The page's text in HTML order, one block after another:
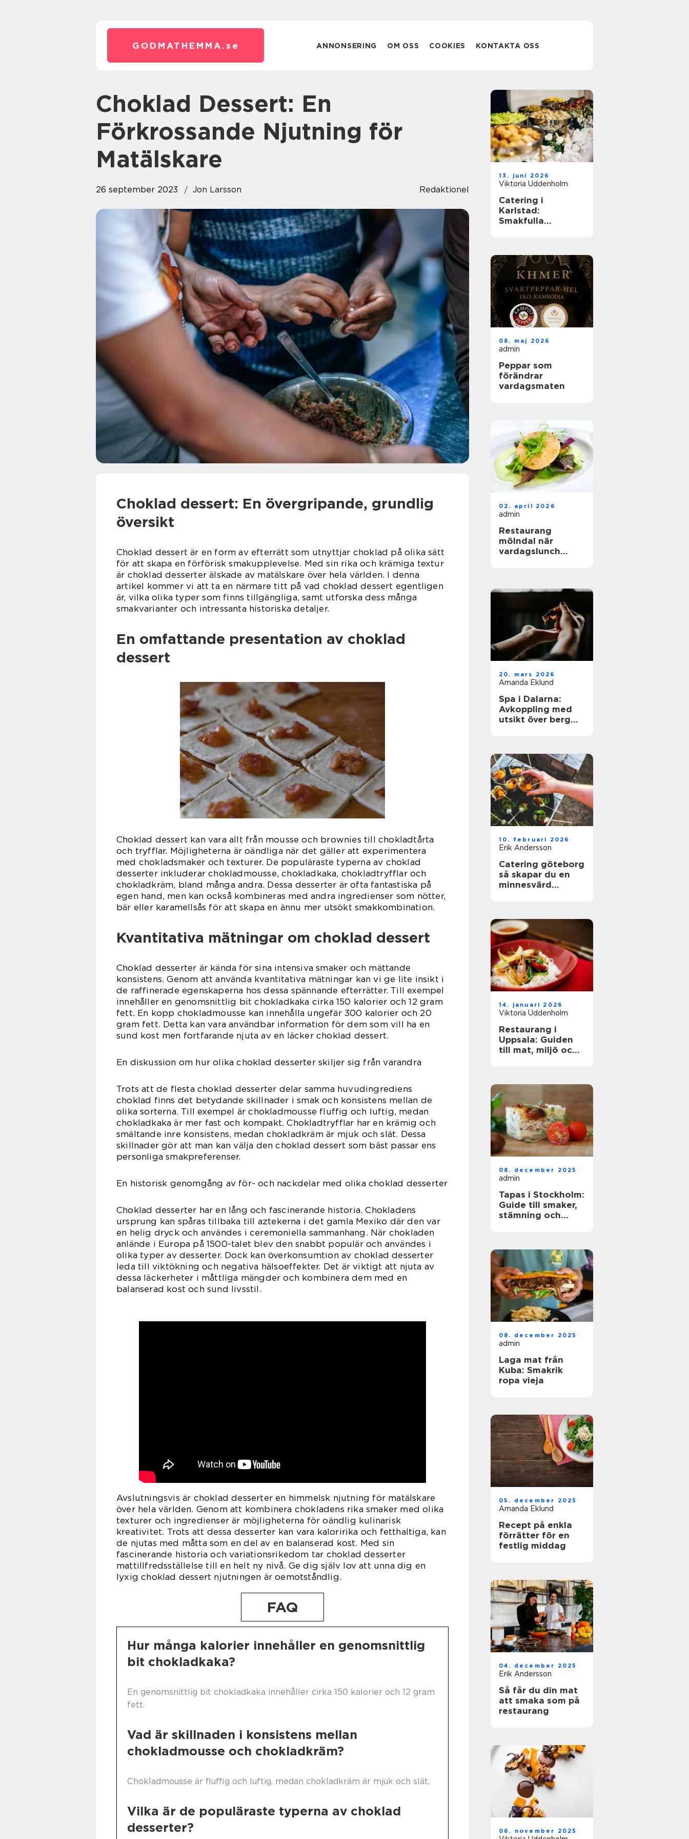
GODMATHEMMA. se ANNONSERING OM OSS COOKIES KONTAKTA OSS
Choklad Dessert: En
Förkrossande Njutning för
Matälskare
26 september 2023 Jon Larsson Redaktionel
Choklad dessert: En övergripande, grundlig
översikt
Choklad dessert är en form av efterrätt som utnyttjar choklad på olika sätt
för att skapa en förförisk smakupplevelse. Med sin rika och krämiga textur
är choklad desserter älskade av matälskare över hela världen. I denna
artikel kommer vi att ta en närmare titt på vad choklad dessert egentligen
är, vilka olika typer som finns tillgängliga, samt utforska dess många
smakvarianter och intressanta historiska detaljer.
En omfattande presentation av choklad
dessert
Choklad dessert kan vara allt från mousse och brownies till chokladtårta
och tryfflar. Möjligheterna är oändliga när det gäller att experimentera
med chokladsmaker och texturer. De populäraste typerna av choklad
desserter inkluderar chokladmousse, chokladkaka, chokladtryfflar och
chokladkräm, bland många andra. Dessa desserter är ofta fantastiska på
egen hand, men kan också kombineras med andra ingredienser som nötter,
bär eller karamellsås för att skapa en ännu mer utsökt smakkombination.
Kvantitativa mätningar om choklad dessert
Choklad desserter är kända för sina intensiva smaker och mättande
konsistens. Genom att använda kvantitativa mätningar kan vi ge lite insikt i
de raffinerade egenskaperna hos dessa spännande efterrätter. Till exempel
innehåller en genomsnittlig bit chokladkaka cirka 150 kalorier och 12 gram
fett. En kopp chokladmousse kan innehålla ungefär 300 kalorier och 20
gram fett. Detta kan vara användbar information för dem som vill ha en
sund kost men fortfarande njuta av en läcker choklad dessert.
En diskussion om hur olika choklad desserter skiljer sig från varandra
Trots att de flesta choklad desserter delar samma huvudingrediens
choklad finns det betydande skillnader i smak och konsistens mellan de
olika sorterna. Till exempel är chokladmousse fluffig och luftig, medan
chokladkaka är mer fast och kompakt. Chokladtryfflar har en krämig och
smältande inre konsistens, medan chokladkräm är mjuk och slät. Dessa
skillnader gör att man kan välja den choklad dessert som bäst passar ens
personliga smakpreferenser.
En historisk genomgång av för- och nackdelar med olika choklad desserter
Choklad desserter har en lång och fascinerande historia. Chokladens
ursprung kan spåras tillbaka till aztekerna i det gamla Mexiko där den var
en helig dryck och användes i ceremoniella sammanhang. När chokladen
anlände i Europa på 1500-talet blev den snabbt populär och användes i
olika typer av desserter. Dock kan överkonsumtion av choklad desserter
leda till viktökning och negativa hälsoeffekter. Det är viktigt att njuta av
dessa läckerheter i måttliga mängder och kombinera dem med en
balanserad kost och sund livsstil.
Avslutningsvis är choklad desserter en himmelsk njutning för matälskare
över hela världen. Genom att kombinera chokladens rika smaker med olika
texturer och ingredienser är möjligheterna för oändlig kulinarisk
kreativitet. Trots att dessa desserter kan vara kaloririka och fetthaltiga, kan
de njutas med måtta som en del av en balanserad kost. Med sin
fascinerande historia och variationsrikedom tar choklad desserter
mattillfredsställelse till en helt ny nivå. Ge dig själv lov att unna dig en
lyxig choklad dessert njutningen är oemotståndlig.
FAQ
Hur många kalorier innehåller en genomsnittlig
bit chokladkaka?
En genomsnittlig bit chokladkaka innehåller cirka 150 kalorier och 12 gram
fett.
Vad är skillnaden i konsistens mellan
chokladmousse och chokladkräm?
Chokladmousse är fluffig och luftig, medan chokladkräm är mjuk och slät.
Vilka är de populäraste typerna av choklad
desserter?
13. juni 2026
Viktoria Uddenholm
Catering i
Karlstad:
Smakfulla
08. maj 2026
admin
Peppar som
förändrar
vardagsmaten
02. april 2026
admin
Restaurang
mölndal när
vardagslunch
20. mars 2026
Amanda Eklund
Spa i Dalarna:
Avkoppling med
utsikt över berg
10. februari 2026
Erik Andersson
Catering göteborg
så skapar du en
minnesvärd
14. januari 2026
Viktoria Uddenholm
Restaurang i
Uppsala: Guiden
till mat, miljö och
08. december 2025
admin
Tapas i Stockholm:
Guide till smaker,
stämning och
08. december 2025
admin
Laga mat från
Kuba: Smakrik
ropa vieja
05. december 2025
Amanda Eklund
Recept på enkla
förrätter för en
festlig middag
04. december 2025
Erik Andersson
Så får du din mat
att smaka som på
restaurang
06. november 2025